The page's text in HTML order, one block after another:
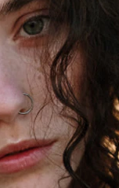
aankoop
Toon origineel
op de lippen, ik was